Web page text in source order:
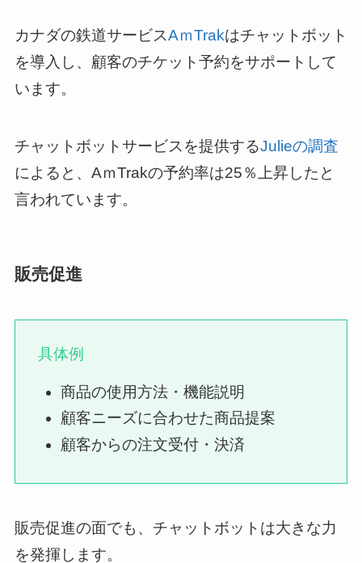
カナダの鉄道サービスAｍTrakはチャットボット
を導入し、顧客のチケット予約をサポートして
います。
チャットボットサービスを提供するJulieの調査
によると、AｍTrakの予約率は25％上昇したと
言われています。
販売促進
具体例
商品の使用方法・機能説明
顧客ニーズに合わせた商品提案
顧客からの注文受付・決済
販売促進の面でも、チャットボットは大きな力
を発揮します。